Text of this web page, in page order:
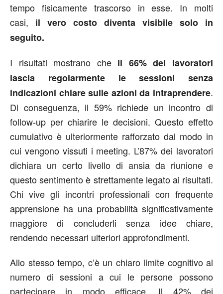
tempo fisicamente trascorso in esse. In molti
casi, il vero costo diventa visibile solo in
seguito.
I risultati mostrano che il 66% dei lavoratori
lascia regolarmente le sessioni senza
indicazioni chiare sulle azioni da intraprendere.
Di conseguenza, il 59% richiede un incontro di
follow-up per chiarire le decisioni. Questo effetto
cumulativo è ulteriormente rafforzato dal modo in
cui vengono vissuti i meeting. L’87% dei lavoratori
dichiara un certo livello di ansia da riunione e
questo sentimento è strettamente legato ai risultati.
Chi vive gli incontri professionali con frequente
apprensione ha una probabilità significativamente
maggiore di concluderli senza idee chiare,
rendendo necessari ulteriori approfondimenti.
Allo stesso tempo, c’è un chiaro limite cognitivo al
numero di sessioni a cui le persone possono
partecipare in modo efficace. Il 42% dei